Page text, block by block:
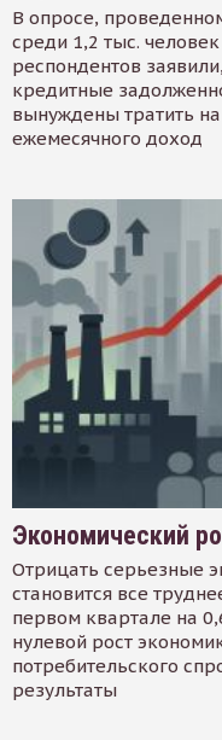
В опросе,
среди 1,2 тыс.
респондентов
кредитные
вынуждены тратить
ежемесячного доход
Экономический
Отрицать серьезные
становится все
первом квартале на
нулевой рост
потребительского
результаты